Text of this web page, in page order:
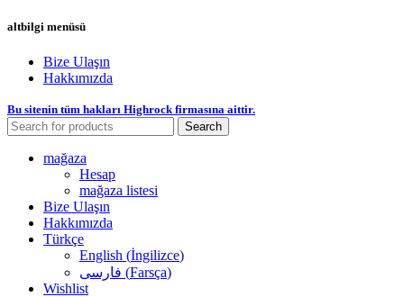
altbilgi menüsü
Bize Ulaşın
Hakkımızda
Bu sitenin tüm hakları Highrock firmasına aittir.
Search
mağaza
Hesap
mağaza listesi
Bize Ulaşın
Hakkımızda
Türkçe
English (İngilizce)
فارسی (Farsça)
Wishlist